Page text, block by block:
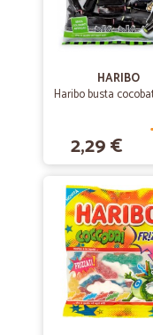
Mi sono trovata molto
qualità dei prodotti è
sollecita e cortese, la
Economico, veloce
Economico, veloce ed
—
Azienda Cicalia
Ho acquisto diversi
la casa in momenti
mi sono trovata bene
confezionata. Consiglio
HARIBO
Haribo busta
2,29 €